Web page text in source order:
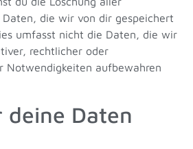
Daten, die wir von dir gespeichert
umfasst nicht die Daten, die wir
rechtlicher oder
Notwendigkeiten aufbewahren
Daten